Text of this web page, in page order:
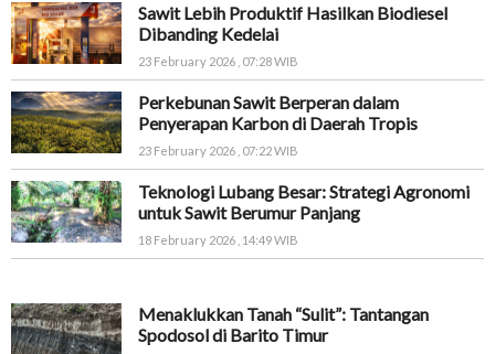
Sawit Lebih Produktif Hasilkan Biodiesel
Dibanding Kedelai
23 February 2026 , 07:28 WIB
Perkebunan Sawit Berperan dalam
Penyerapan Karbon di Daerah Tropis
23 February 2026 , 07:22 WIB
Teknologi Lubang Besar: Strategi Agronomi
untuk Sawit Berumur Panjang
18 February 2026 , 14:49 WIB
Menaklukkan Tanah “Sulit”: Tantangan
Spodosol di Barito Timur